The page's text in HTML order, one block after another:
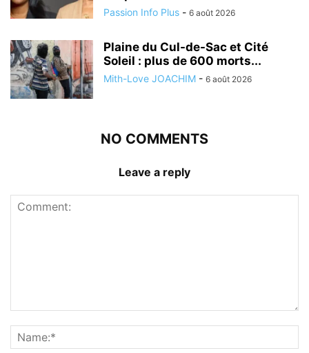
Passion Info Plus - 6 août 2026
Plaine du Cul-de-Sac et Cité
Soleil : plus de 600 morts...
Mith-Love JOACHIM - 6 août 2026
NO COMMENTS
Leave a reply